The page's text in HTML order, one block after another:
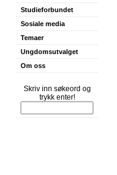
Studieforbundet
Sosiale media
Temaer
Ungdomsutvalget
Om oss
Skriv inn søkeord og
trykk enter!